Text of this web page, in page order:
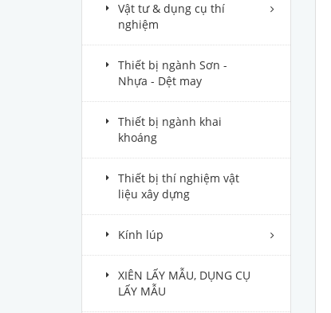
Vật tư & dụng cụ thí
nghiệm
Thiết bị ngành Sơn -
Nhựa - Dệt may
Thiết bị ngành khai
khoáng
Thiết bị thí nghiệm vật
liệu xây dựng
Kính lúp
XIÊN LẤY MẪU, DỤNG CỤ
LẤY MẪU